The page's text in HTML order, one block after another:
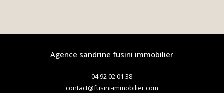
agence sandrine fusini immobilier
04 92 02 01 38
contact@fusini-immobilier.com